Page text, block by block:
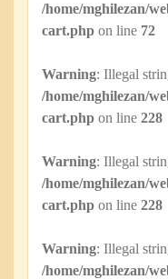
/home/mghilezan/
cart.php on line 72
Warning: Illegal
/home/mghilezan/
cart.php on line 228
Warning: Illegal
/home/mghilezan/
cart.php on line 228
Warning: Illegal
/home/mghilezan/